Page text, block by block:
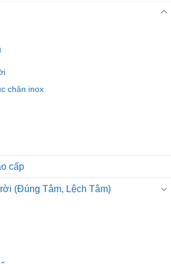
chân inox
cấp
(Đúng Tâm, Lệch Tâm)